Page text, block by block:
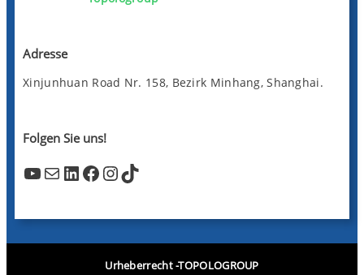
Adresse
Xinjunhuan Road Nr. 158, Bezirk Minhang, Shanghai.
Folgen Sie uns!
YouTube Mail LinkedIn Facebook InstagramTikTok
Urheberrecht -TOPOLOGROUP